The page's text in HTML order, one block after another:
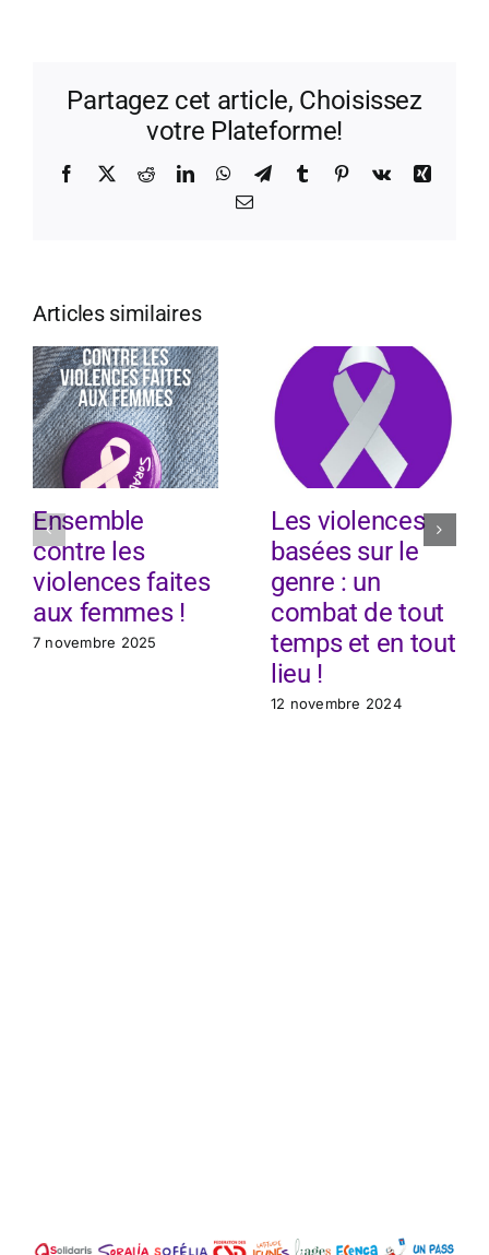
Partagez cet article, Choisissez
votre Plateforme!
Facebook
X RedditLinkedInWhatsApp
TelegramTumblr Pinterest
Vk
Xing
Email
Articles similaires
Ensemble
contre les
violences faites
aux femmes !
7 novembre 2025
Les violences
basées sur le
genre : un
combat de tout
temps et en tout
lieu !
12 novembre 2024